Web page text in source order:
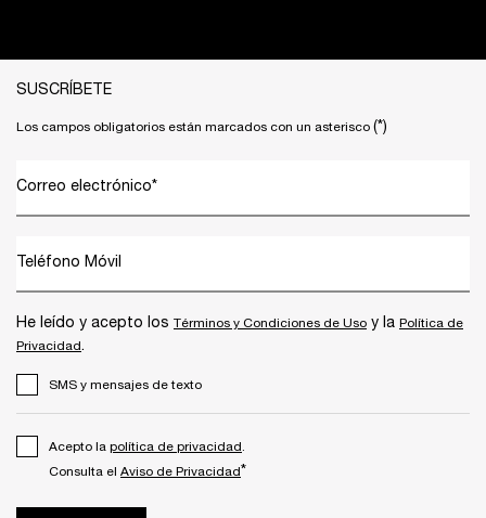
SUSCRÍBETE
Los campos obligatorios están marcados con un asterisco (*)
Correo electrónico*
Teléfono Móvil
He leído y acepto los Términos y Condiciones de Uso y la Política de
Privacidad.
SMS y mensajes de texto
Acepto la política de privacidad
Consulta el Aviso de Privacidad*